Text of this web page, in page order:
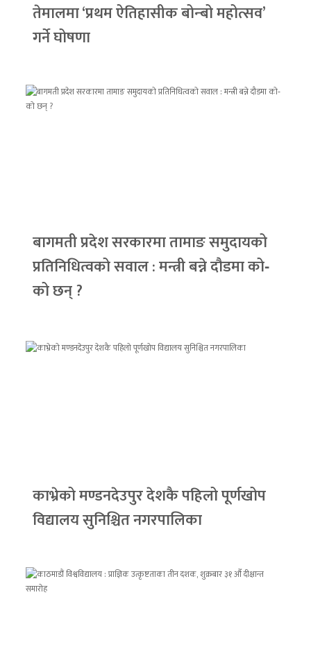
तेमालमा ‘प्रथम ऐतिहासीक बोन्बो महोत्सव’
गर्ने घोषणा
बागमती प्रदेश सरकारमा तामाङ समुदायको
प्रतिनिधित्वको सवाल : मन्त्री बन्ने दौडमा को‐
को छन् ?
काभ्रेको मण्डनदेउपुर देशकै पहिलो पूर्णखोप
विद्यालय सुनिश्चित नगरपालिका